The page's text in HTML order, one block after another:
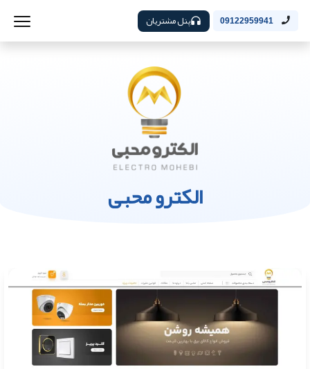
09122959941 پنل مشتریان
الکترو محبی